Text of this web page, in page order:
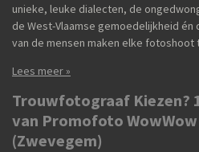
unieke, leuke dialecten, de
de West-Vlaamse gemoedelijkheid
van de mensen maken elke
Lees meer »
Trouwfotograaf Kiezen?
van Promofoto WowWow
(Zwevegem)